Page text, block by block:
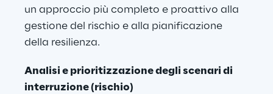
un approccio più completo e proattivo alla
gestione del rischio e alla pianificazione
della resilienza.
Analisi e prioritizzazione degli scenari di
interruzione (rischio)